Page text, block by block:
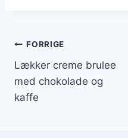
FORRIGE
Lækker creme brulee
med chokolade og
kaffe